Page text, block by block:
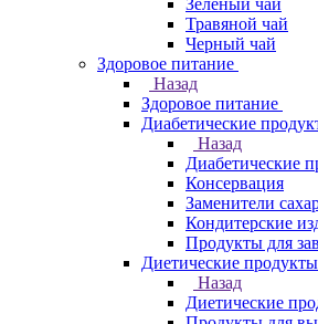
Зеленый чай
Травяной чай
Черный чай
Здоровое питание
Назад
Здоровое питание
Диабетические
Назад
Диабетические
Консервация
Заменители
Кондитерские
Продукты для
Диетические продукты
Назад
Диетические